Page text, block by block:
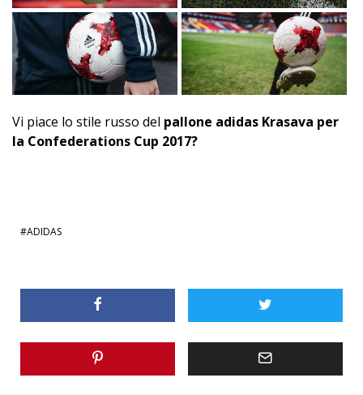
Vi piace lo stile russo del pallone adidas Krasava per
la Confederations Cup 2017?
ADIDAS